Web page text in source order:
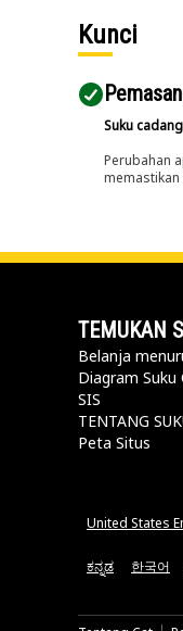
Kunci
Suku
Perubahan
TEMUKAN
Belanja
Diagram Suku
SIS
TENTANG
Peta Situs
United States
ಕನ್ನಡ 한국어